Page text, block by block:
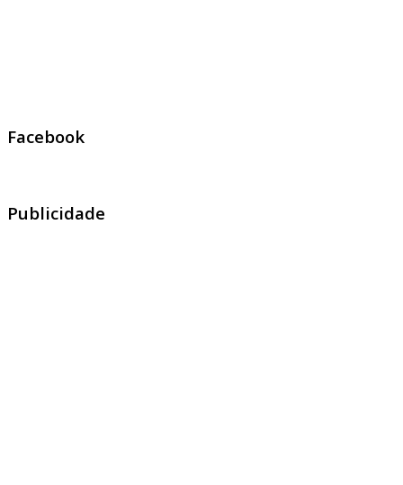
Facebook
Publicidade